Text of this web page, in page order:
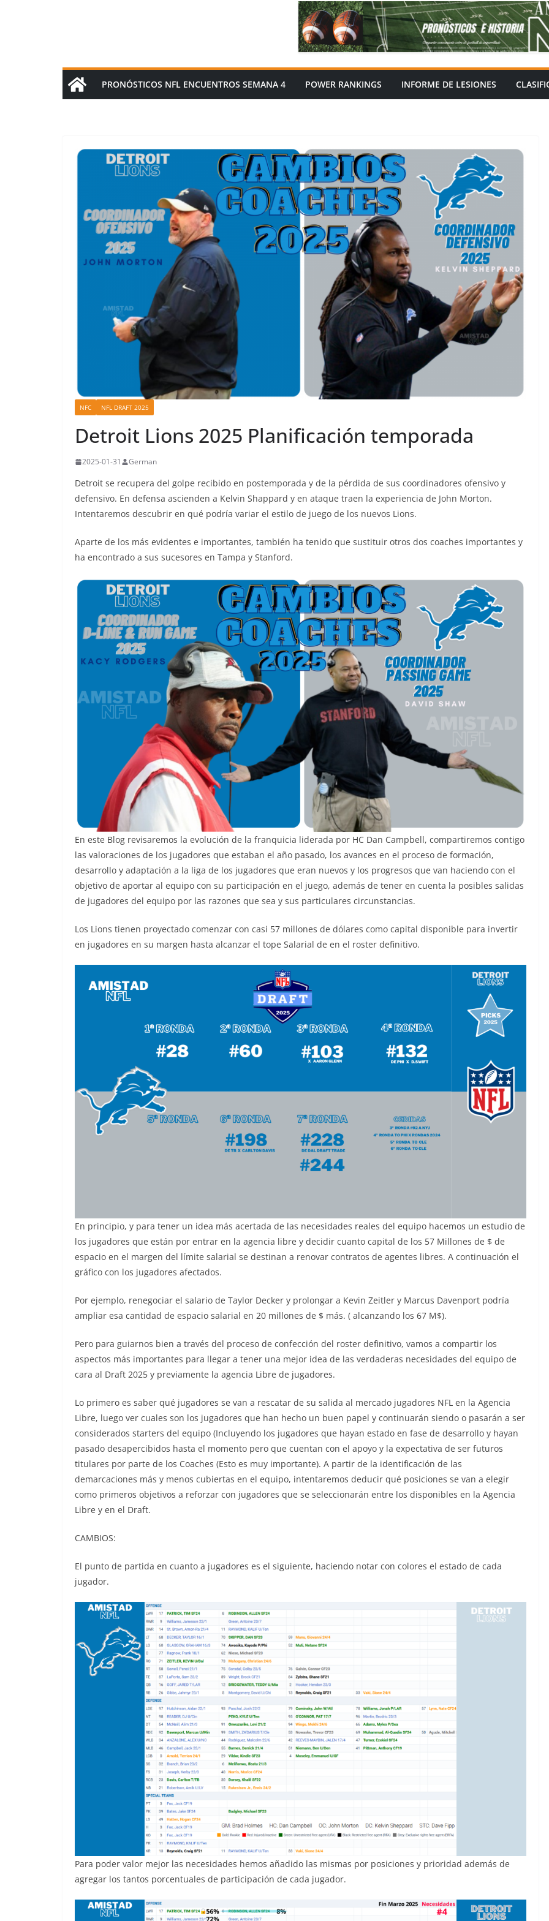
PRONÓSTICOS NFL ENCUENTROS SEMANA 4 POWER RANKINGS INFORME DE LESIONES
NFC NFL DRAFT 2025
Detroit Lions 2025 Planificación temporada
2025-01-31 German
Detroit se recupera del golpe recibido en postemporada y de la pérdida de sus coordinadores ofensivo y
defensivo. En defensa ascienden a Kelvin Shappard y en ataque traen la experiencia de John Morton.
Intentaremos descubrir en qué podría variar el estilo de juego de los nuevos Lions.
Aparte de los más evidentes e importantes, también ha tenido que sustituir otros dos coaches importantes y
ha encontrado a sus sucesores en Tampa y Stanford.
En este Blog revisaremos la evolución de la franquicia liderada por HC Dan Campbell, compartiremos contigo
las valoraciones de los jugadores que estaban el año pasado, los avances en el proceso de formación,
desarrollo y adaptación a la liga de los jugadores que eran nuevos y los progresos que van haciendo con el
objetivo de aportar al equipo con su participación en el juego, además de tener en cuenta la posibles salidas
de jugadores del equipo por las razones que sea y sus particulares circunstancias.
Los Lions tienen proyectado comenzar con casi 57 millones de dólares como capital disponible para invertir
en jugadores en su margen hasta alcanzar el tope Salarial de en el roster definitivo.
En principio, y para tener un idea más acertada de las necesidades reales del equipo hacemos un estudio de
los jugadores que están por entrar en la agencia libre y decidir cuanto capital de los 57 Millones de $ de
espacio en el margen del límite salarial se destinan a renovar contratos de agentes libres. A continuación el
gráfico con los jugadores afectados.
Por ejemplo, renegociar el salario de Taylor Decker y prolongar a Kevin Zeitler y Marcus Davenport podría
ampliar esa cantidad de espacio salarial en 20 millones de $ más. ( alcanzando los 67 M$).
Pero para guiarnos bien a través del proceso de confección del roster definitivo, vamos a compartir los
aspectos más importantes para llegar a tener una mejor idea de las verdaderas necesidades del equipo de
cara al Draft 2025 y previamente la agencia Libre de jugadores.
Lo primero es saber qué jugadores se van a rescatar de su salida al mercado jugadores NFL en la Agencia
Libre, luego ver cuales son los jugadores que han hecho un buen papel y continuarán siendo o pasarán a ser
considerados starters del equipo (Incluyendo los jugadores que hayan estado en fase de desarrollo y hayan
pasado desapercibidos hasta el momento pero que cuentan con el apoyo y la expectativa de ser futuros
titulares por parte de los Coaches (Esto es muy importante). A partir de la identificación de las
demarcaciones más y menos cubiertas en el equipo, intentaremos deducir qué posiciones se van a elegir
como primeros objetivos a reforzar con jugadores que se seleccionarán entre los disponibles en la Agencia
Libre y en el Draft.
CAMBIOS:
El punto de partida en cuanto a jugadores es el siguiente, haciendo notar con colores el estado de cada
jugador.
Para poder valor mejor las necesidades hemos añadido las mismas por posiciones y prioridad además de
agregar los tantos porcentuales de participación de cada jugador.